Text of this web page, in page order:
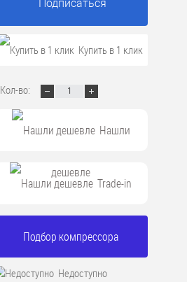
ПодписатьсяКупить в 1 клик
Кол-во:
Нашли
дешевле
Trade-in
Подбор компрессора
Недоступно